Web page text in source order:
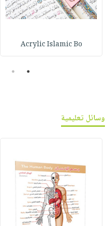
Acrylic Islamic Bo
1
2
وسائل تعليمية